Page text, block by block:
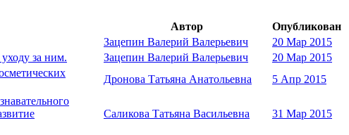
Автор
Опубликован
Зацепин Валерий Валерьевич
20 Мар 2015
за ним. Зацепин Валерий Валерьевич
20 Мар 2015
Дронова Татьяна Анатольевна 5 Апр 2015
Саликова Татьяна Васильевна 31 Мар 2015